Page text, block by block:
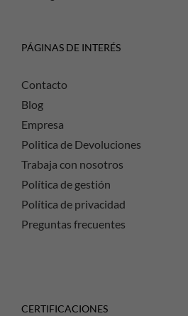
PÁGINAS DE INTERÉS
Contacto
Blog
Empresa
Politica de Devoluciones
Trabaja con nosotros
Política de gestión
Política de privacidad
Preguntas frecuentes
CERTIFICACIONES